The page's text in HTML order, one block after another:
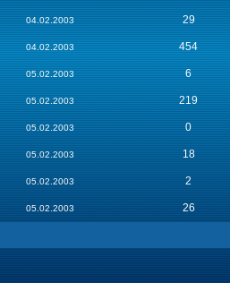
04.02.2003 29
04.02.2003 454
05.02.2003 6
05.02.2003 219
05.02.2003 0
05.02.2003 18
05.02.2003 2
05.02.2003 26